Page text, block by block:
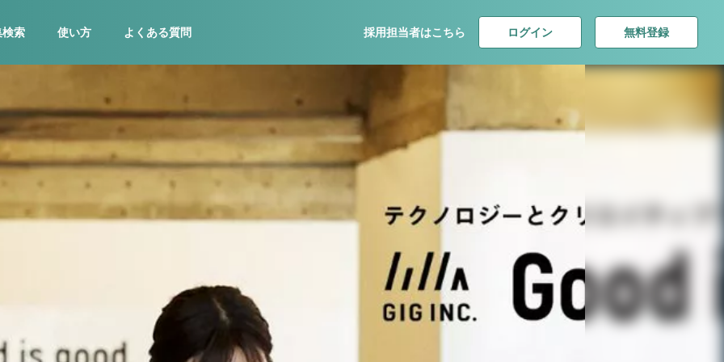
検索 使い方 よくある質問 採用担当者はこちら ログイン 無料登録